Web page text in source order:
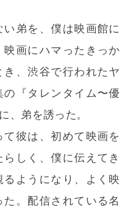
弟を、僕は映画館に
画にハマったきっか
、渋谷で行われたヤ
『タレンタイム〜優
、弟を誘った。
彼は、初めて映画を
しく、僕に伝えてき
ようになり、よく映
。配信されている名